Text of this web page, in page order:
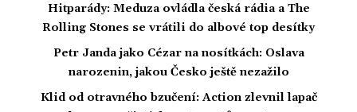
Hitparády: Meduza ovládla česká rádia a The
Rolling Stones se vrátili do albové top desítky
Petr Janda jako Cézar na nosítkách: Oslava
narozenin, jakou Česko ještě nezažilo
Klid od otravného bzučení: Action zlevnil lapač